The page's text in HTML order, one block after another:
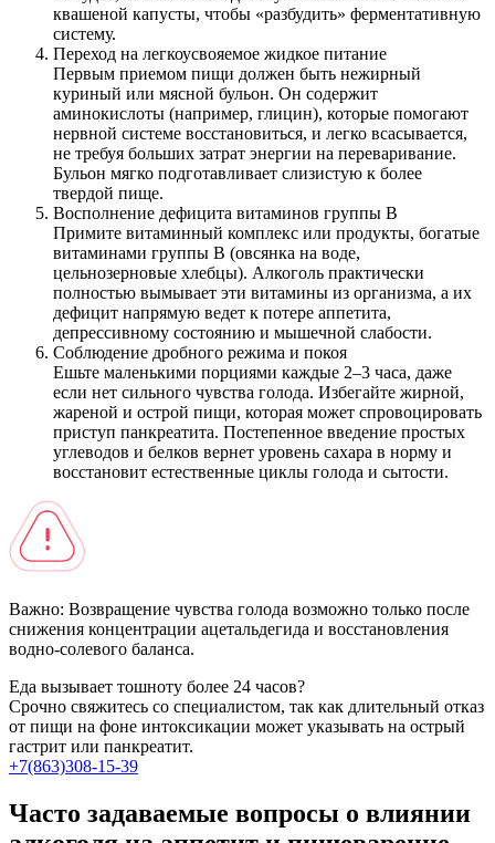
квашеной капусты, чтобы «разбудить» ферментативную
систему.
Переход на легкоусвояемое жидкое питание
Первым приемом пищи должен быть нежирный
куриный или мясной бульон. Он содержит
аминокислоты (например, глицин), которые помогают
нервной системе восстановиться, и легко всасывается,
не требуя больших затрат энергии на переваривание.
Бульон мягко подготавливает слизистую к более
твердой пище.
Восполнение дефицита витаминов группы B
Примите витаминный комплекс или продукты, богатые
витаминами группы B (овсянка на воде,
цельнозерновые хлебцы). Алкоголь практически
полностью вымывает эти витамины из организма, а их
дефицит напрямую ведет к потере аппетита,
депрессивному состоянию и мышечной слабости.
Соблюдение дробного режима и покоя
Ешьте маленькими порциями каждые 2–3 часа, даже
если нет сильного чувства голода. Избегайте жирной,
жареной и острой пищи, которая может спровоцировать
приступ панкреатита. Постепенное введение простых
углеводов и белков вернет уровень сахара в норму и
восстановит естественные циклы голода и сытости.
Важно: Возвращение чувства голода возможно только после
снижения концентрации ацетальдегида и восстановления
водно-солевого баланса.
Еда вызывает тошноту более 24 часов?
Срочно свяжитесь со специалистом, так как длительный отказ
от пищи на фоне интоксикации может указывать на острый
гастрит или панкреатит.
+7(863)308-15-39
Часто задаваемые вопросы о влиянии